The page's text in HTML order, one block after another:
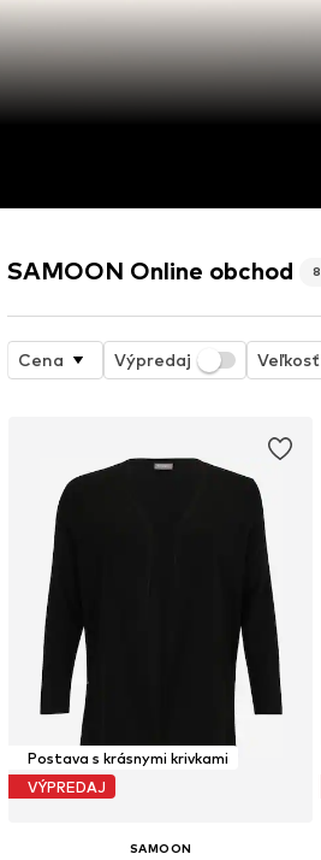
SAMOON Online obchod 8
Cena Výpredaj Veľkosť
Postava s krásnymi krivkami
VÝPREDAJ
SAMOON